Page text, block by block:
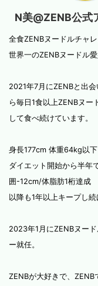
N美@ZENB公式
全食ZENBヌードルチャ
世界一のZENBヌードル
2021年7月にZENBと出
ら毎日1食以上ZENBヌー
して食べ続けています。
身長177cm 体重64kg以
ダイエット開始から半年
囲-12cm/体脂肪1桁達成
以降も1年以上キープし続
2023年1月にZENBヌー
ー就任。
ZENBが大好きで、ZENB